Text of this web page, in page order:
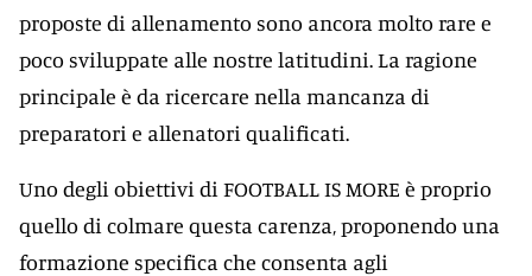
proposte di allenamento sono ancora molto rare e
poco sviluppate alle nostre latitudini. La ragione
principale è da ricercare nella mancanza di
preparatori e allenatori qualificati.
Uno degli obiettivi di FOOTBALL IS MORE è proprio
quello di colmare questa carenza, proponendo una
formazione specifica che consenta agli